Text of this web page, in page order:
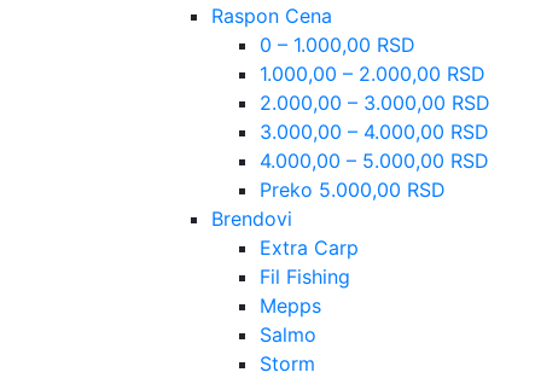
Raspon Cena
0 – 1.000,00 RSD
1.000,00 – 2.000,00 RSD
2.000,00 – 3.000,00 RSD
3.000,00 – 4.000,00 RSD
4.000,00 – 5.000,00 RSD
Preko 5.000,00 RSD
Brendovi
Extra Carp
Fil Fishing
Mepps
Salmo
Storm